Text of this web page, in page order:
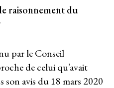
raisonnement du
par le Conseil
de celui qu’avait
son avis du 18 mars 2020